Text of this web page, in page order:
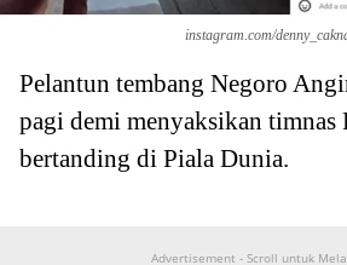
instagram.com/
Pelantun tembang Negoro
pagi demi menyaksikan timnas
bertanding di Piala Dunia.
Advertisement - Scroll untuk